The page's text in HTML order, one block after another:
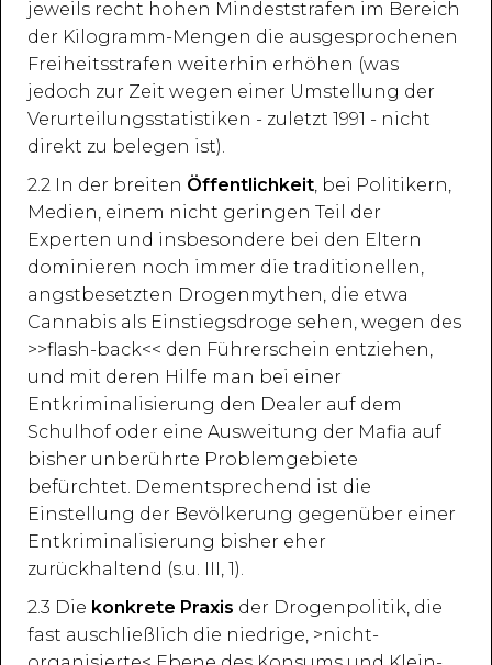
jeweils recht hohen Mindeststrafen im Bereich
der Kilogramm-Mengen die ausgesprochenen
Freiheitsstrafen weiterhin erhöhen (was
jedoch zur Zeit wegen einer Umstellung der
Verurteilungsstatistiken - zuletzt 1991 - nicht
direkt zu belegen ist).
2.2 In der breiten Öffentlichkeit, bei Politikern,
Medien, einem nicht geringen Teil der
Experten und insbesondere bei den Eltern
dominieren noch immer die traditionellen,
angstbesetzten Drogenmythen, die etwa
Cannabis als Einstiegsdroge sehen, wegen des
>>flash-back<< den Führerschein entziehen,
und mit deren Hilfe man bei einer
Entkriminalisierung den Dealer auf dem
Schulhof oder eine Ausweitung der Mafia auf
bisher unberührte Problemgebiete
befürchtet. Dementsprechend ist die
Einstellung der Bevölkerung gegenüber einer
Entkriminalisierung bisher eher
zurückhaltend (s.u. III, 1).
2.3 Die konkrete Praxis der Drogenpolitik, die
fast auschließlich die niedrige, >nicht-